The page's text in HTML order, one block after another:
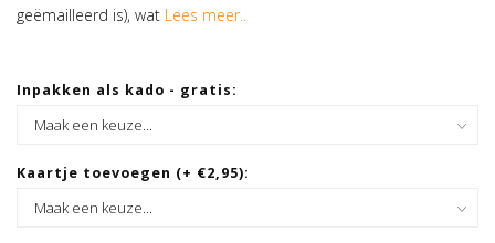
geëmailleerd is), wat Lees meer..
Inpakken als kado - gratis:
Kaartje toevoegen (+ €2,95):